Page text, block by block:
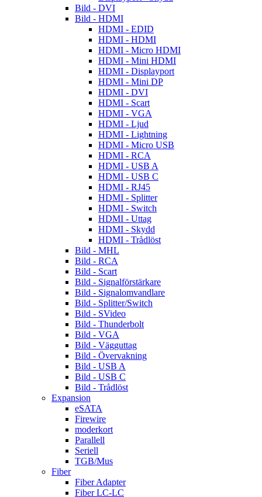
Bild - DVI
Bild - HDMI
HDMI - EDID
HDMI - HDMI
HDMI - Micro HDMI
HDMI - Mini HDMI
HDMI - Displayport
HDMI - Mini DP
HDMI - DVI
HDMI - Scart
HDMI - VGA
HDMI - Ljud
HDMI - Lightning
HDMI - Micro USB
HDMI - RCA
HDMI - USB A
HDMI - USB C
HDMI - RJ45
HDMI - Splitter
HDMI - Switch
HDMI - Uttag
HDMI - Skydd
HDMI - Trådlöst
Bild - MHL
Bild - RCA
Bild - Scart
Bild - Signalförstärkare
Bild - Signalomvandlare
Bild - Splitter/Switch
Bild - SVideo
Bild - Thunderbolt
Bild - VGA
Bild - Vägguttag
Bild - Övervakning
Bild - USB A
Bild - USB C
Bild - Trådlöst
Expansion
eSATA
Firewire
moderkort
Parallell
Seriell
TGB/Mus
Fiber
Fiber Adapter
Fiber LC-LC